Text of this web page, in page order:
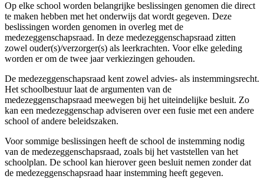
Op elke school worden belangrijke beslissingen genomen die direct
te maken hebben met het onderwijs dat wordt gegeven. Deze
beslissingen worden genomen in overleg met de
medezeggenschapsraad. In deze medezeggenschapsraad zitten
zowel ouder(s)/verzorger(s) als leerkrachten. Voor elke geleding
worden er om de twee jaar verkiezingen gehouden.
De medezeggenschapsraad kent zowel advies- als instemmingsrecht.
Het schoolbestuur laat de argumenten van de
medezeggenschapsraad meewegen bij het uiteindelijke besluit. Zo
kan een medezeggenschap adviseren over een fusie met een andere
school of andere beleidszaken.
Voor sommige beslissingen heeft de school de instemming nodig
van de medezeggenschapsraad, zoals bij het vaststellen van het
schoolplan. De school kan hierover geen besluit nemen zonder dat
de medezeggenschapsraad haar instemming heeft gegeven.